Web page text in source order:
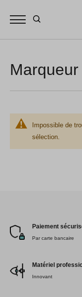
Impossible de
sélection.
Paiement
Par carte bancaire
Matériel
Innovant